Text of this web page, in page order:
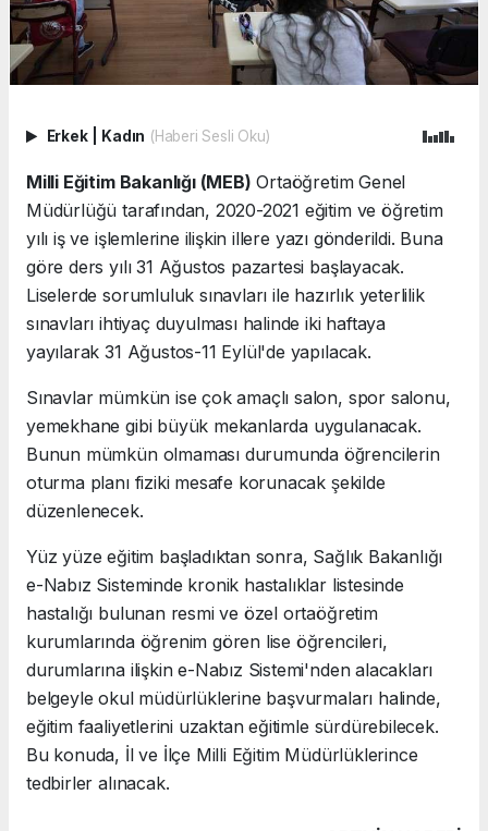
Erkek Kadın (Haberi Sesli Oku)
Milli Eğitim Bakanlığı (MEB) Ortaöğretim Genel
Müdürlüğü tarafından, 2020-2021 eğitim ve öğretim
yılı iş ve işlemlerine ilişkin illere yazı gönderildi. Buna
göre ders yılı 31 Ağustos pazartesi başlayacak.
Liselerde sorumluluk sınavları ile hazırlık yeterlilik
sınavları ihtiyaç duyulması halinde iki haftaya
yayılarak 31 Ağustos-11 Eylül'de yapılacak.
Sınavlar mümkün ise çok amaçlı salon, spor salonu,
yemekhane gibi büyük mekanlarda uygulanacak.
Bunun mümkün olmaması durumunda öğrencilerin
oturma planı fiziki mesafe korunacak şekilde
düzenlenecek.
Yüz yüze eğitim başladıktan sonra, Sağlık Bakanlığı
e-Nabız Sisteminde kronik hastalıklar listesinde
hastalığı bulunan resmi ve özel ortaöğretim
kurumlarında öğrenim gören lise öğrencileri,
durumlarına ilişkin e-Nabız Sistemi'nden alacakları
belgeyle okul müdürlüklerine başvurmaları halinde,
eğitim faaliyetlerini uzaktan eğitimle sürdürebilecek.
Bu konuda, İl ve İlçe Milli Eğitim Müdürlüklerince
tedbirler alınacak.